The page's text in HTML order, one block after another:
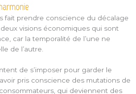
fait prendre conscience du décalage
visions économiques qui sont
car la temporalité de l’une ne
de l’autre.
de s’imposer pour garder le
pris conscience des mutations de
qui deviennent des